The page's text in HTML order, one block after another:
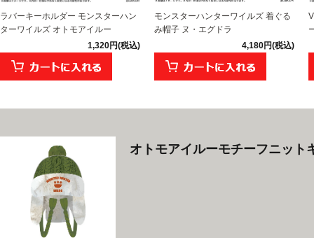
ラバーキーホルダー モンスターハン
ターワイルズ オトモアイルー
1,320円(税込)
モンスターハンターワイルズ 着ぐる
み帽子 ヌ・エグドラ
4,180円(税込)
オトモアイルーモチーフニット